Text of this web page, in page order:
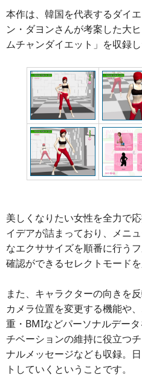
本作は、韓国を代表するダイ
ン・ダヨンさんが考案した大
ムチャンダイエット」を収録し
美しくなりたい女性を全力で
イデアが詰まっており、メニ
なエクササイズを順番に行う
確認ができるセレクトモードを
また、キャラクターの向きを
カメラ位置を変更する機能や
重・BMIなどパーソナルデー
チベーションの維持に役立つ
ナルメッセージなども収録。
トしていくということです。